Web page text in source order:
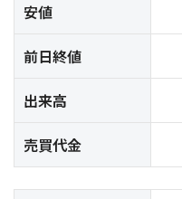
安値
前日終値
出来高
売買代金